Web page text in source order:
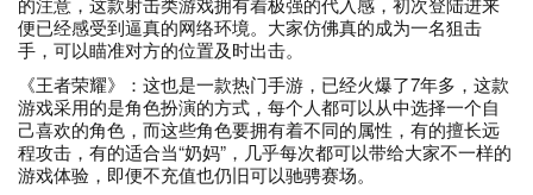
便已经感受到逼真的网络环境。大家仿佛真的成为一名狙击
手，可以瞄准对方的位置及时出击。
《王者荣耀》：这也是一款热门手游，已经火爆了7年多，这款
游戏采用的是角色扮演的方式，每个人都可以从中选择一个自
己喜欢的角色，而这些角色要拥有着不同的属性，有的擅长远
程攻击，有的适合当“奶妈”，几乎每次都可以带给大家不一样的
游戏体验，即便不充值也仍旧可以驰骋赛场。